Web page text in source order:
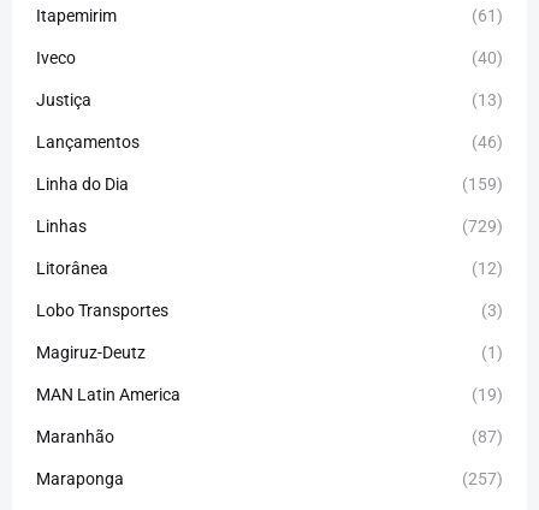
Itapemirim (61)
Iveco (40)
Justiça (13)
Lançamentos (46)
Linha do Dia (159)
Linhas (729)
Litorânea (12)
Lobo Transportes (3)
Magiruz-Deutz (1)
MAN Latin America (19)
Maranhão (87)
Maraponga (257)